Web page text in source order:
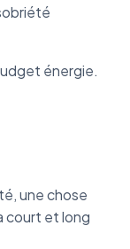
énergie.
une chose
court et long